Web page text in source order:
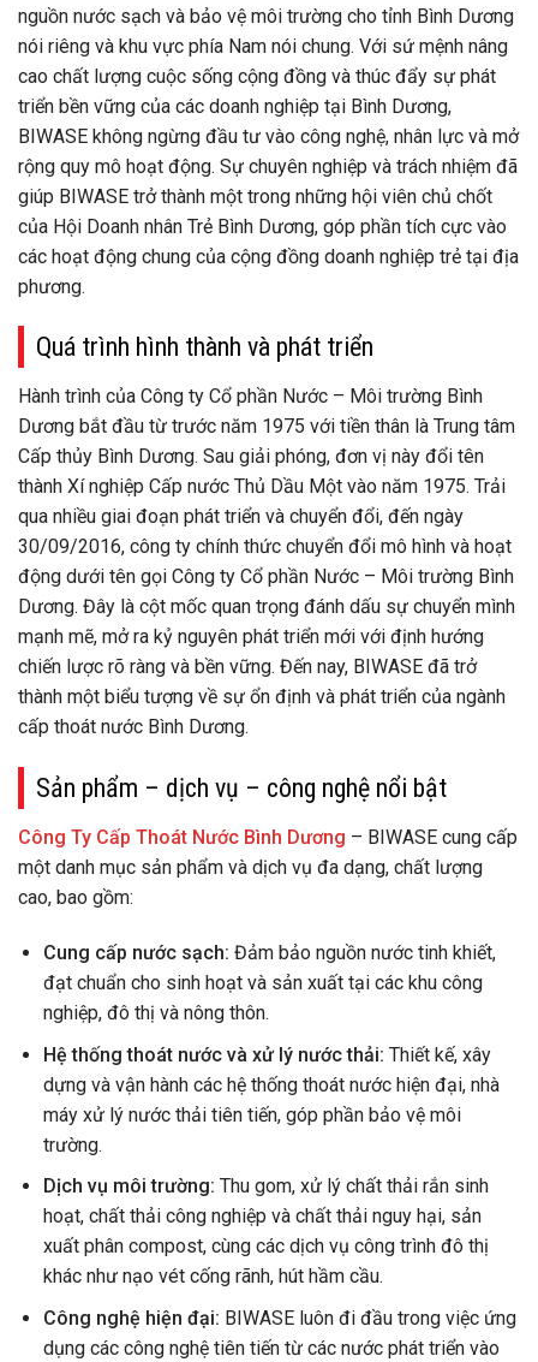
nguồn nước sạch và bảo vệ môi trường cho tỉnh Bình Dương
nói riêng và khu vực phía Nam nói chung. Với sứ mệnh nâng
cao chất lượng cuộc sống cộng đồng và thúc đẩy sự phát
triển bền vững của các doanh nghiệp tại Bình Dương,
BIWASE không ngừng đầu tư vào công nghệ, nhân lực và mở
rộng quy mô hoạt động. Sự chuyên nghiệp và trách nhiệm đã
giúp BIWASE trở thành một trong những hội viên chủ chốt
của Hội Doanh nhân Trẻ Bình Dương, góp phần tích cực vào
các hoạt động chung của cộng đồng doanh nghiệp trẻ tại địa
phương.
Quá trình hình thành và phát triển
Hành trình của Công ty Cổ phần Nước – Môi trường Bình
Dương bắt đầu từ trước năm 1975 với tiền thân là Trung tâm
Cấp thủy Bình Dương. Sau giải phóng, đơn vị này đổi tên
thành Xí nghiệp Cấp nước Thủ Dầu Một vào năm 1975. Trải
qua nhiều giai đoạn phát triển và chuyển đổi, đến ngày
30/09/2016, công ty chính thức chuyển đổi mô hình và hoạt
động dưới tên gọi Công ty Cổ phần Nước – Môi trường Bình
Dương. Đây là cột mốc quan trọng đánh dấu sự chuyển mình
mạnh mẽ, mở ra kỷ nguyên phát triển mới với định hướng
chiến lược rõ ràng và bền vững. Đến nay, BIWASE đã trở
thành một biểu tượng về sự ổn định và phát triển của ngành
cấp thoát nước Bình Dương.
Sản phẩm – dịch vụ – công nghệ nổi bật
Công Ty Cấp Thoát Nước Bình Dương – BIWASE cung cấp
một danh mục sản phẩm và dịch vụ đa dạng, chất lượng
cao, bao gồm:
Cung cấp nước sạch: Đảm bảo nguồn nước tinh khiết,
đạt chuẩn cho sinh hoạt và sản xuất tại các khu công
nghiệp, đô thị và nông thôn.
Hệ thống thoát nước và xử lý nước thải: Thiết kế, xây
dựng và vận hành các hệ thống thoát nước hiện đại, nhà
máy xử lý nước thải tiên tiến, góp phần bảo vệ môi
trường.
Dịch vụ môi trường: Thu gom, xử lý chất thải rắn sinh
hoạt, chất thải công nghiệp và chất thải nguy hại, sản
xuất phân compost, cùng các dịch vụ công trình đô thị
khác như nạo vét cống rãnh, hút hầm cầu.
Công nghệ hiện đại: BIWASE luôn đi đầu trong việc ứng
dụng các công nghệ tiên tiến từ các nước phát triển vào